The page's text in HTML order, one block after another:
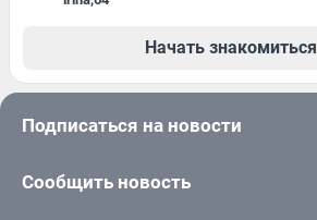
Начать знакомиться
Подписаться на новости
Сообщить новость